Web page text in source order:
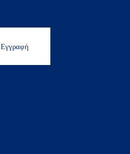
Εγγραφή